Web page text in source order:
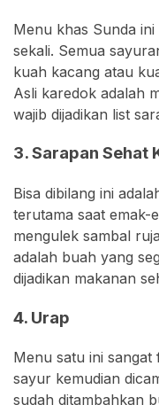
Menu khas Sunda
sekali. Semua
kuah kacang atau
Asli karedok adalah
wajib dijadikan list
3. Sarapan Sehat
Bisa dibilang ini
terutama saat emak-
mengulek sambal
adalah buah yang
dijadikan makanan
4. Urap
Menu satu ini sangat
sayur kemudian
sudah ditambahkan